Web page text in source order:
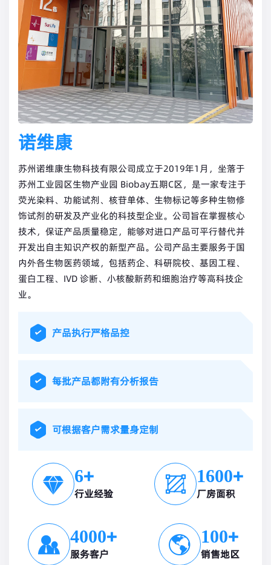
诺维康
苏州诺维康生物科技有限公司成立于2019年1月，坐落于
苏州工业园区生物产业园 Biobay五期C区，是一家专注于
荧光染料、功能试剂、核苷单体、生物标记等多种生物修
饰试剂的研发及产业化的科技型企业。公司旨在掌握核心
技术，保证产品质量稳定，能够对进口产品可平行替代并
开发出自主知识产权的新型产品。公司产品主要服务于国
内外各生物医药领域，包括药企、科研院校、基因工程、
蛋白工程、IVD 诊断、小核酸新药和细胞治疗等高科技企
业。
产品执行严格品控
每批产品都附有分析报告
可根据客户需求量身定制
6+
行业经验
1600+
厂房面积
4000+
服务客户
100+
销售地区